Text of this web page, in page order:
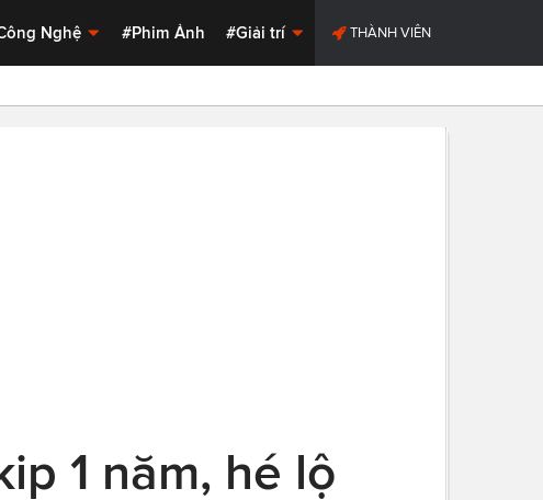
Nghệ #Phim Ảnh #Giải trí THÀNH VIÊN
1 năm, hé lộ